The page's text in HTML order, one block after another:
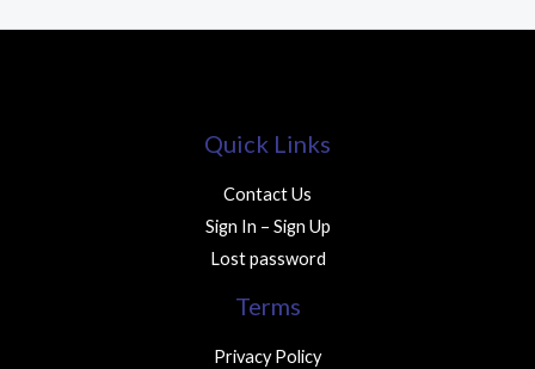
Quick Links
Contact Us
Sign In – Sign Up
Lost password
Terms
Privacy Policy